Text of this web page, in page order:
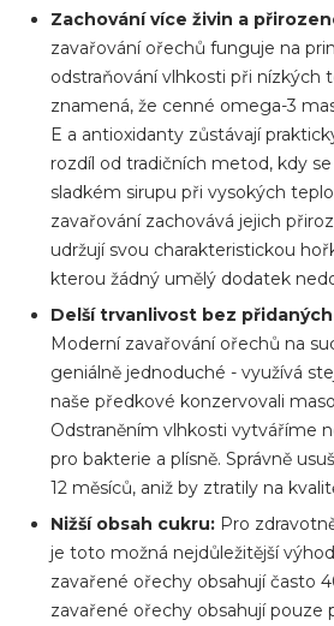
Zachování více živin a
zavařování ořechů funguje na
odstraňování vlhkosti při nízkých
znamená, že cenné omega-3
E a antioxidanty zůstávají
rozdíl od tradičních metod, kdy
sladkém sirupu při vysokých
zavařování zachovává jejich
udržují svou charakteristickou
kterou žádný umělý dodatek
Delší trvanlivost bez
Moderní zavařování ořechů na
geniálně jednoduché - využívá
naše předkové konzervovali
Odstraněním vlhkosti vytváříme
pro bakterie a plísně. Správně
12 měsíců, aniž by ztratily na
Nižší obsah cukru: Pro
je toto možná nejdůležitější
zavařené ořechy obsahují často
zavařené ořechy obsahují pouze